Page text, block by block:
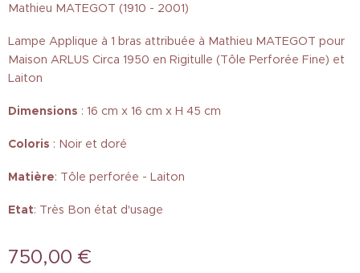
Mathieu MATEGOT (1910 - 2001)
Lampe Applique à 1 bras attribuée à Mathieu MATEGOT pour
Maison ARLUS Circa 1950 en Rigitulle (Tôle Perforée Fine) et
Laiton
Dimensions : 16 cm x 16 cm x H 45 cm
Coloris : Noir et doré
Matière: Tôle perforée - Laiton
Etat: Très Bon état d'usage
750,00 €